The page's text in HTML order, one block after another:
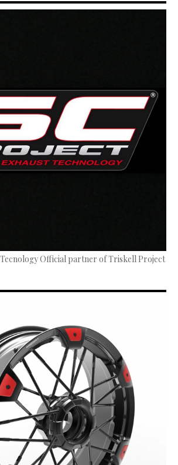
Official partner of Triskell Project